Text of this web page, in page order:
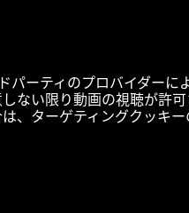
パーティのプロバイダー
ない限り動画の視聴が許
、ターゲティングクッキ